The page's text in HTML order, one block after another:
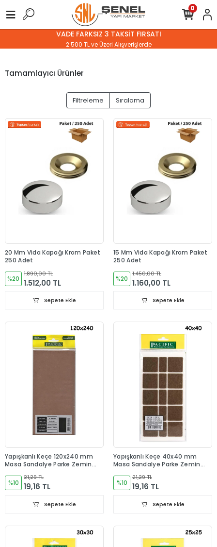
VADE FARKSIZ 3 TAKSİT FIRSATI
2.500 TL ve Üzeri Alışverişlerde
0
Tamamlayıcı Ürünler
Filtreleme Sıralama
20 Mm Vida Kapağı Krom Paket
250 Adet
%20
1.890,00 TL
1.512,00 TL
Sepete Ekle
15 Mm Vida Kapağı Krom Paket
250 Adet
%20
1.450,00 TL
1.160,00 TL
Sepete Ekle
Yapışkanlı Keçe 120x240 mm
Masa Sandalye Parke Zemin
%10
21,29 TL
19,16 TL
Sepete Ekle
Yapışkanlı Keçe 40x40 mm
Masa Sandalye Parke Zemin
%10
21,29 TL
19,16 TL
Sepete Ekle